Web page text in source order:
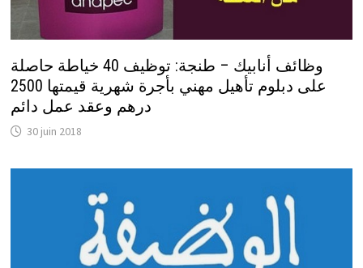
وظائف أنابيك – طنجة: توظيف 40 خياطة حاصلة
على دبلوم تأهيل مهني بأجرة شهرية قيمتها 2500
درهم وعقد عمل دائم
30 juin 2018